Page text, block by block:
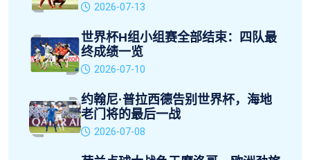
2026-07-13
世界杯H组小组赛全部结束：四队最
终成绩一览
2026-07-10
约翰尼·普拉西德告别世界杯，海地
老门将的最后一战
2026-07-08